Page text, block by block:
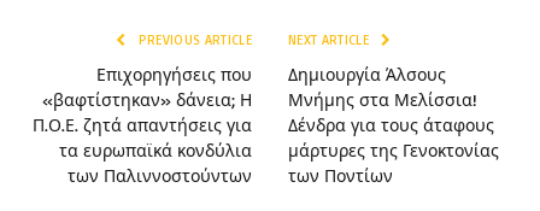
PREVIOUS ARTICLE
Επιχορηγήσεις που
«βαφτίστηκαν» δάνεια; Η
Π.Ο.Ε. ζητά απαντήσεις για
τα ευρωπαϊκά κονδύλια
των Παλιννοστούντων
NEXT ARTICLE
Δημιουργία Άλσους
Μνήμης στα Μελίσσια!
Δένδρα για τους άταφους
μάρτυρες της Γενοκτονίας
των Ποντίων